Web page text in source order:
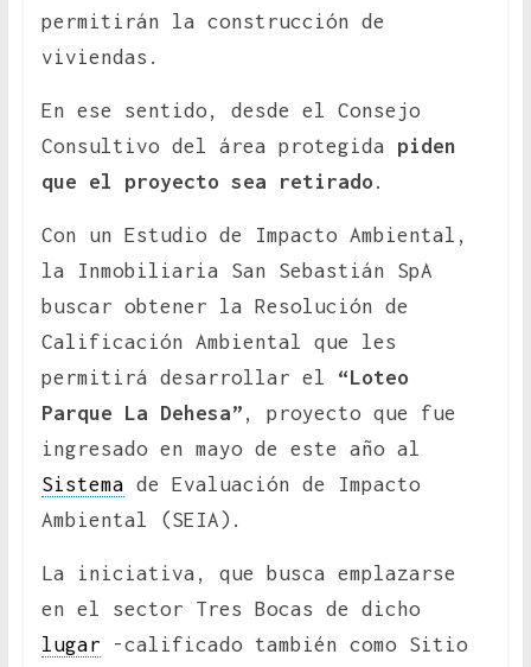
permitirán la construcción de
viviendas.
En ese sentido, desde el Consejo
Consultivo del área protegida piden
que el proyecto sea retirado .
Con un Estudio de Impacto Ambiental,
la Inmobiliaria San Sebastián SpA
buscar obtener la Resolución de
Calificación Ambiental que les
permitirá desarrollar el “Loteo
Parque La Dehesa” , proyecto que fue
ingresado en mayo de este año al
Sistema de Evaluación de Impacto
Ambiental (SEIA).
La iniciativa, que busca emplazarse
en el sector Tres Bocas de dicho
lugar -calificado también como Sitio